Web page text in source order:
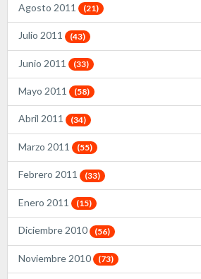
Agosto 2011 (21)
Julio 2011 (43)
Junio 2011 (33)
Mayo 2011 (58)
Abril 2011 (34)
Marzo 2011 (55)
Febrero 2011 (33)
Enero 2011 (15)
Diciembre 2010 (56)
Noviembre 2010 (73)